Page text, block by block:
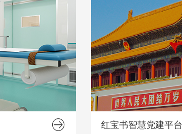
红宝书智慧党建平台